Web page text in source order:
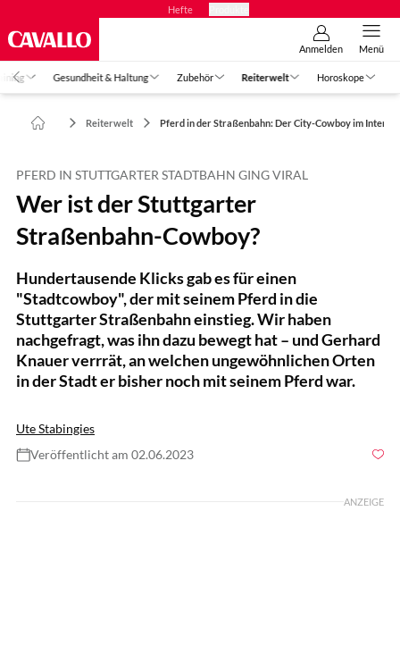
Hefte
Anmelden Menü
Gesundheit & Haltung Zubehör Reiterwelt Horoskope
Reiterwelt Pferd in der Straßenbahn: Der City-Cowboy im
PFERD IN STUTTGARTER STADTBAHN GING VIRAL
Wer ist der Stuttgarter
Straßenbahn-Cowboy?
Hundertausende Klicks gab es für einen
"Stadtcowboy", der mit seinem Pferd in die
Stuttgarter Straßenbahn einstieg. Wir haben
nachgefragt, was ihn dazu bewegt hat – und Gerhard
Knauer verrrät, an welchen ungewöhnlichen Orten
in der Stadt er bisher noch mit seinem Pferd war.
Ute Stabingies
Veröffentlicht am 02.06.2023
ANZEIGE